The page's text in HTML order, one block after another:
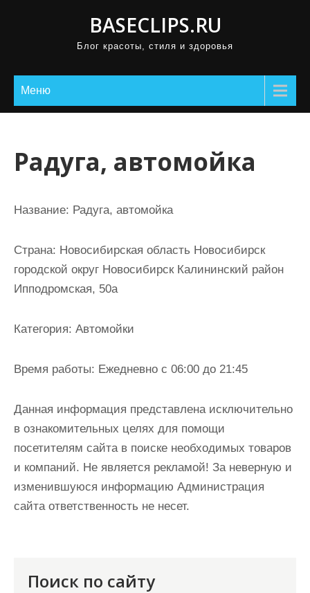
BASECLIPS.RU
Блог красоты, стиля и здоровья
Меню
Радуга, автомойка
Название: Радуга, автомойка
Страна: Новосибирская область Новосибирск
городской округ Новосибирск Калининский район
Ипподромская, 50а
Категория: Автомойки
Время работы: Ежедневно с 06:00 до 21:45
Данная информация представлена исключительно
в ознакомительных целях для помощи
посетителям сайта в поиске необходимых товаров
и компаний. Не является рекламой! За неверную и
изменившуюся информацию Администрация
сайта ответственность не несет.
Поиск по сайту